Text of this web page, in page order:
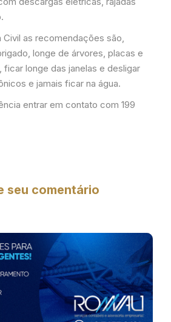
as recomendações são,
longe de árvores, placas e
longe das janelas e desligar
e jamais ficar na água.
entrar em contato com 199
seu comentário